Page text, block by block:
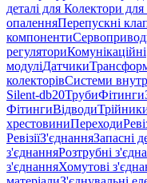
деталі для Колектори
опаленняПерепускні
компоненти
регуляториКомунікаційні
модуліДатчики
колекторівСистеми
Silent-db20ТрубиФітинги
ФітингиВідводи
хрестовиниПереходи
РевізіїЗ'єднанняЗапасні
з'єднанняРозтрубні
з'єднанняХомутові